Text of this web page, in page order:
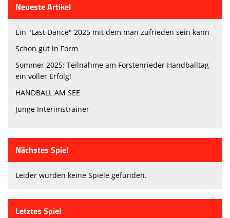
Neueste Artikel
Ein "Last Dance" 2025 mit dem man zufrieden sein kann
Schon gut in Form
Sommer 2025: Teilnahme am Forstenrieder Handballtag
ein voller Erfolg!
HANDBALL AM SEE
Junge Interimstrainer
Nächstes Spiel
Leider wurden keine Spiele gefunden.
Letztes Spiel